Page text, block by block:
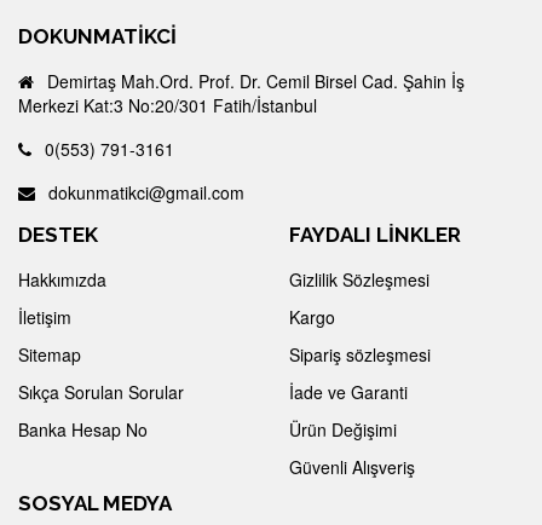
DOKUNMATIKCI
Demirtaş Mah.Ord. Prof. Dr. Cemil Birsel Cad. Şahin İş
Merkezi Kat:3 No:20/301 Fatih/İstanbul
0(553) 791-3161
dokunmatikci@gmail.com
DESTEK
Hakkımızda
İletişim
Sitemap
Sıkça Sorulan Sorular
Banka Hesap No
FAYDALI LİNKLER
Gizlilik Sözleşmesi
Kargo
Sipariş sözleşmesi
İade ve Garanti
Ürün Değişimi
Güvenli Alışveriş
SOSYAL MEDYA